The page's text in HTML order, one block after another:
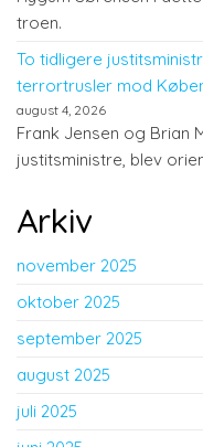
troen.
To tidligere
terrortrusler mod
august 4, 2026
Frank Jensen og Brian
justitsministre, blev
Arkiv
november 2025
oktober 2025
september 2025
august 2025
juli 2025